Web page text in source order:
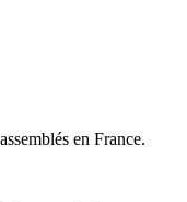
en France.